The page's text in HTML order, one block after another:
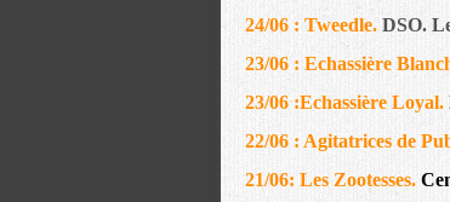
24/06 : Tweedle. DSO.
23/06 : Echassière
23/06 :Echassière Loyal.
22/06 : Agitatrices de
21/06: Les Zootesses.